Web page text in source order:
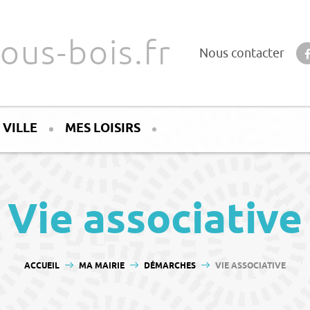
bois.fr Nous contacter
MES LOISIRS
Vie associative
VOUS ÊTES ICI :
ACCUEIL MA MAIRIE DÉMARCHES VIE ASSOCIATIVE